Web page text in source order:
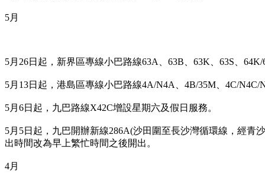
5月
5月26日起，新界區專線小巴路線63A、63B、63K、63S、
5月13日起，港島區專線小巴路線4A/N4A、4B/35M、4C/N4C/
5月6日起，九巴路線X42C增設星期六及假日服務。
5月5日起，九巴開辦新線286A(沙田圍至長沙灣循環線，經
出時間改為早上繁忙時間之後開出。
4月